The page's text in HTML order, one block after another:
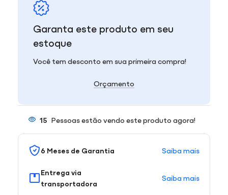
Garanta este produto em seu
estoque
Você tem desconto em sua primeira compra!
Orçamento
15 Pessoas estão vendo este produto agora!
6 Meses de Garantia Saiba mais
Entrega via
transportadora
Saiba mais